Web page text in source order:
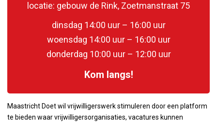
locatie: gebouw de Rink, Zoetmanstraat 75
dinsdag 14:00 uur – 16:00 uur
woensdag 14:00 uur – 16:00 uur
donderdag 10:00 uur – 12:00 uur
Kom langs!
Maastricht Doet wil vrijwilligerswerk stimuleren door een platform
te bieden waar vrijwilligersorganisaties, vacatures kunnen